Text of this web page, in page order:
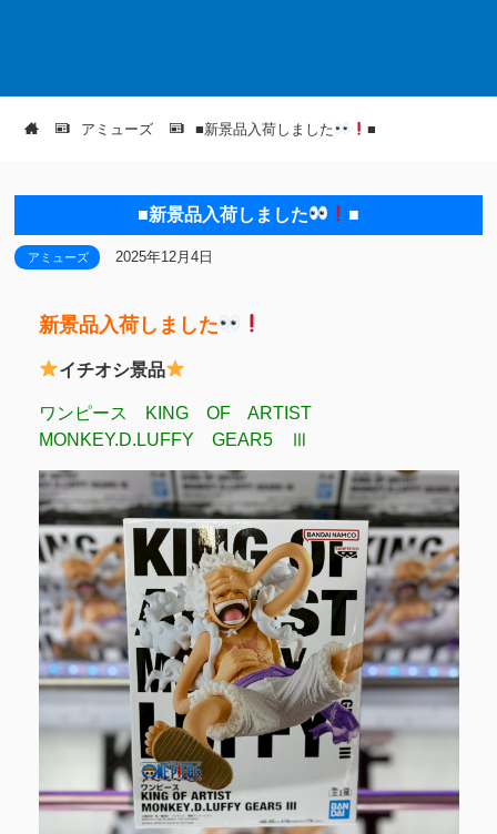
アミューズ ■新景品入荷しました ■
■新景品入荷しました ■
アミューズ 2025年12月4日
新景品入荷しました
イチオシ景品
ワンピース KING OF ARTIST
MONKEY.D.LUFFY GEAR5 Ⅲ